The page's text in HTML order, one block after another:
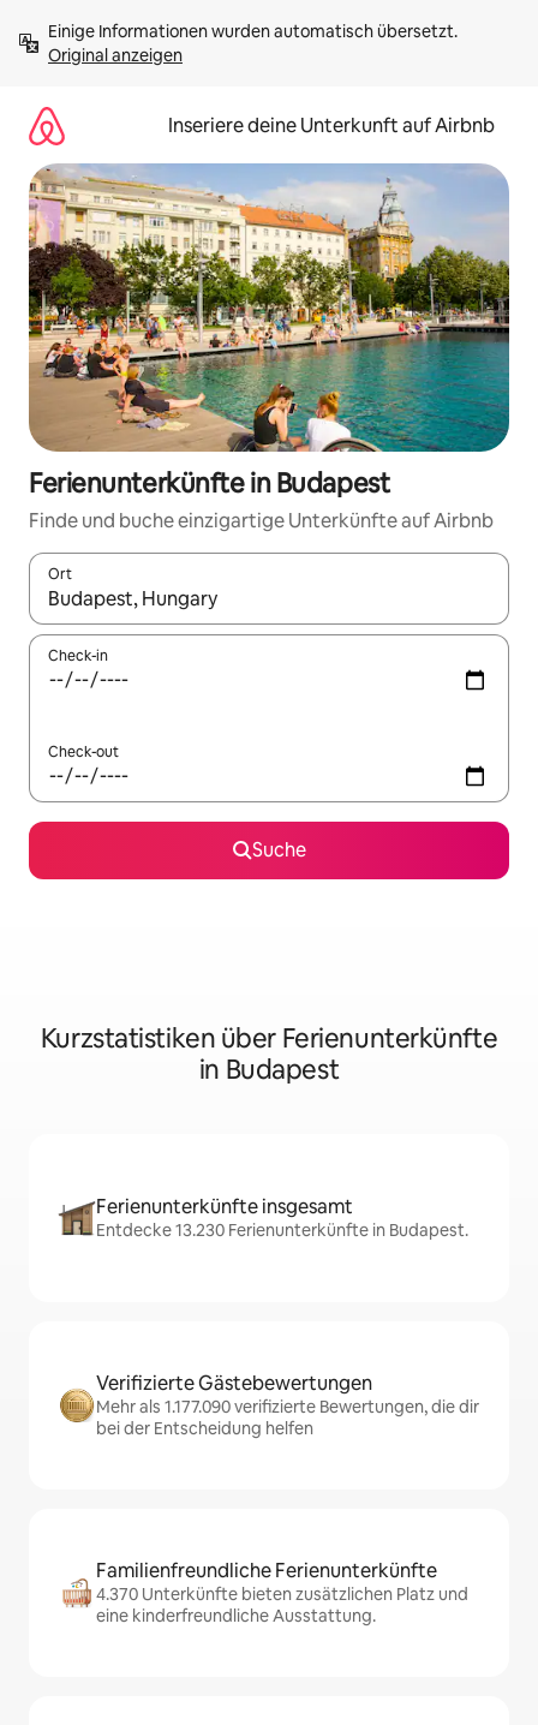
Inhalten
springenOriginal anzeigen
Inseriere deine Unterkunft auf Airbnb
Ferienunterkünfte in Budapest
Finde und buche einzigartige Unterkünfte auf Airbnb
Ort
Wenn Ergebnisse verfügbar sind, navigiere mit den
Check-in
Check-out
Suche
Kurzstatistiken über Ferienunterkünfte
in Budapest
Ferienunterkünfte insgesamt
Entdecke 13.230 Ferienunterkünfte in Budapest.
Verifizierte Gästebewertungen
Mehr als 1.177.090 verifizierte Bewertungen, die dir
bei der Entscheidung helfen
Familienfreundliche Ferienunterkünfte
4.370 Unterkünfte bieten zusätzlichen Platz und
eine kinderfreundliche Ausstattung.